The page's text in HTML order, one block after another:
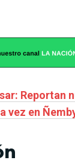
Reportan
vez en